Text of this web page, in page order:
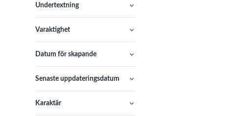
Undertextning
Varaktighet
Datum för skapande
Senaste uppdateringsdatum
Karaktär